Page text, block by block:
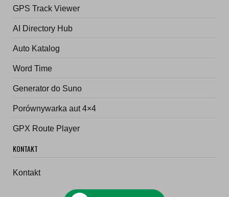
GPS Track Viewer
AI Directory Hub
Auto Katalog
Word Time
Generator do Suno
Porównywarka aut 4×4
GPX Route Player
KONTAKT
Kontakt